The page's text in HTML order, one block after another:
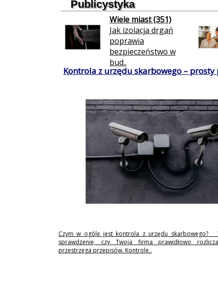
Publicystyka
Wiele miast (351)
Jak izolacja drgań
poprawia
bezpieczeństwo w
bud..
Kontrola z urzędu skarbowego –
Czym w ogóle jest kontrola z urzędu skarbowego?
sprawdzenie, czy Twoja firma prawidłowo
przestrzega przepisów. Kontrole..